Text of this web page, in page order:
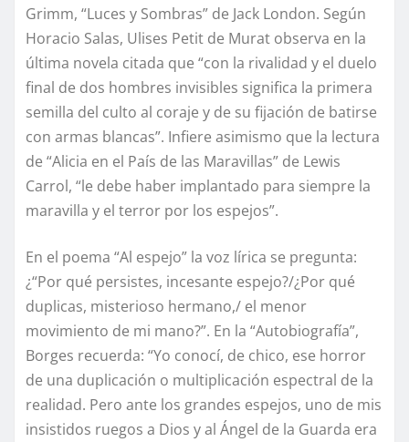
Grimm, “Luces y Sombras” de Jack London. Según
Horacio Salas, Ulises Petit de Murat observa en la
última novela citada que “con la rivalidad y el duelo
final de dos hombres invisibles significa la primera
semilla del culto al coraje y de su fijación de batirse
con armas blancas”. Infiere asimismo que la lectura
de “Alicia en el País de las Maravillas” de Lewis
Carrol, “le debe haber implantado para siempre la
maravilla y el terror por los espejos”.
En el poema “Al espejo” la voz lírica se pregunta:
¿“Por qué persistes, incesante espejo?/¿Por qué
duplicas, misterioso hermano,/ el menor
movimiento de mi mano?”. En la “Autobiografía”,
Borges recuerda: “Yo conocí, de chico, ese horror
de una duplicación o multiplicación espectral de la
realidad. Pero ante los grandes espejos, uno de mis
insistidos ruegos a Dios y al Ángel de la Guarda era